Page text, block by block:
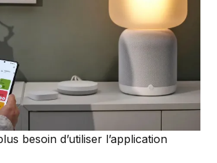
besoin d’utiliser l’application